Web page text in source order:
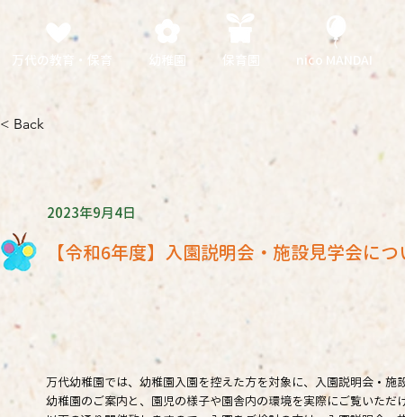
万代の教育・保育 幼稚園 保育園 nico MANDAI
< Back
2023年9月4日
【令和6年度】入園説明会・施設見学会につ
万代幼稚園では、幼稚園入園を控えた方を対象に、入園説明会・施
幼稚園のご案内と、園児の様子や園舎内の環境を実際にご覧いただ